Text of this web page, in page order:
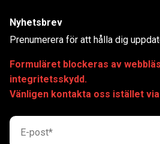
Nyhetsbrev
Prenumerera för att hålla dig
Formuläret blockeras av
integritetsskydd.
Vänligen kontakta oss istället via